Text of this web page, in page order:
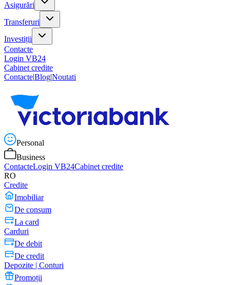
Asigurări
Transferuri
Investiții
Contacte
Login VB24
Cabinet credite
Contacte|Blog|Noutati
Personal
Business
ContacteLogin VB24Cabinet credite
RO
Credite
Imobiliar
De consum
La card
Carduri
De debit
De credit
Depozite | Conturi
Promoții